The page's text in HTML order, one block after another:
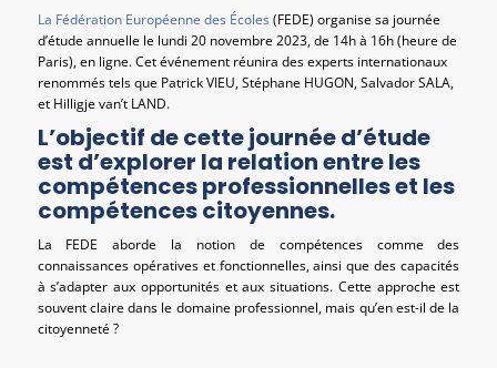
La Fédération Européenne des Écoles (FEDE) organise sa journée
d’étude annuelle le lundi 20 novembre 2023, de 14h à 16h (heure de
Paris), en ligne. Cet événement réunira des experts internationaux
renommés tels que Patrick VIEU, Stéphane HUGON, Salvador SALA,
et Hilligje van’t LAND.
L’objectif de cette journée d’étude
est d’explorer la relation entre les
compétences professionnelles et les
compétences citoyennes.
La FEDE aborde la notion de compétences comme des
connaissances opératives et fonctionnelles, ainsi que des capacités
à s’adapter aux opportunités et aux situations. Cette approche est
souvent claire dans le domaine professionnel, mais qu’en est-il de la
citoyenneté ?